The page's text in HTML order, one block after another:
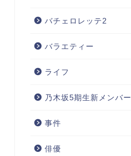
バチェロレッテ2
バラエティー
ライフ
乃木坂5期生新メンバー
事件
俳優